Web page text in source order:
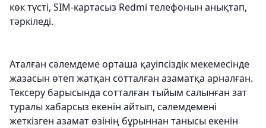
көк түсті, SIM-картасыз Redmi телефонын анықтап,
тәркіледі.
Аталған сәлемдеме орташа қауіпсіздік мекемесінде
жазасын өтеп жатқан сотталған азаматқа арналған.
Тексеру барысында сотталған тыйым салынған зат
туралы хабарсыз екенін айтып, сәлемдемені
жеткізген азамат өзінің бұрыннан танысы екенін